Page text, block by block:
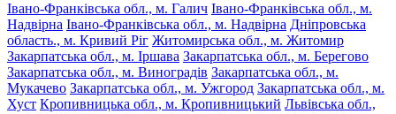
Івано-Франківська обл., м. Галич Івано-Франківська обл., м.
Надвірна Івано-Франківська обл., м. Надвірна Дніпровська
область., м. Кривий Ріг Житомирська обл., м. Житомир
Закарпатська обл., м. Іршава Закарпатська обл., м. Берегово
Закарпатська обл., м. Виноградів Закарпатська обл., м.
Мукачево Закарпатська обл., м. Ужгород Закарпатська обл., м.
Хуст Кропивницька обл., м. Кропивницький Львівська обл.,